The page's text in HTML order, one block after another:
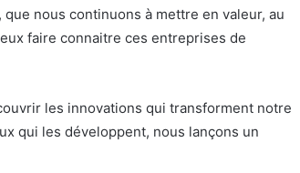
nous continuons à mettre en valeur, au
faire connaitre ces entreprises de
les innovations qui transforment notre
qui les développent, nous lançons un